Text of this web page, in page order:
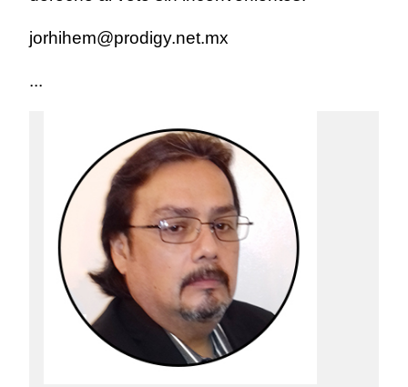
jorhihem@prodigy.net.mx
...